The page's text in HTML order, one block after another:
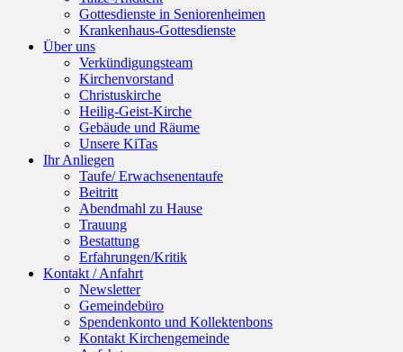
Gottesdienste in Seniorenheimen
Krankenhaus-Gottesdienste
Über uns
Verkündigungsteam
Kirchenvorstand
Christuskirche
Heilig-Geist-Kirche
Gebäude und Räume
Unsere KiTas
Ihr Anliegen
Taufe/ Erwachsenentaufe
Beitritt
Abendmahl zu Hause
Trauung
Bestattung
Erfahrungen/Kritik
Kontakt / Anfahrt
Newsletter
Gemeindebüro
Spendenkonto und Kollektenbons
Kontakt Kirchengemeinde